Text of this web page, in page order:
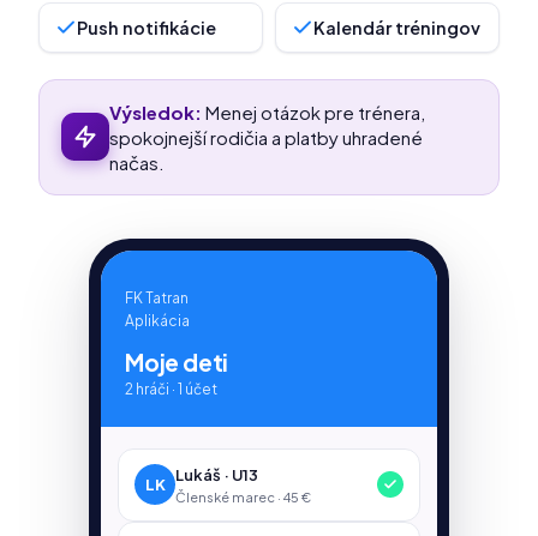
Push notifikácie Kalendár tréningov
Výsledok: Menej otázok pre trénera,
spokojnejší rodičia a platby uhradené
načas.
FK Tatran
Aplikácia
Moje deti
2 hráči · 1 účet
LK
Lukáš · U13
Členské marec · 45 €